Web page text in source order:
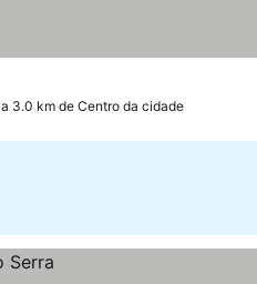
a 3.0 km de Centro da cidade